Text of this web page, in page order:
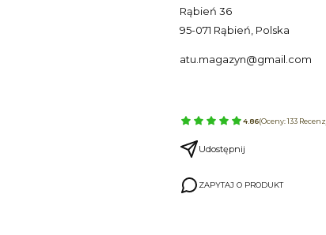
Rąbień 36
95-071 Rąbień, Polska
atu.magazyn@gmail.com
4.86(Oceny: 133
Udostępnij
ZAPYTAJ O PRODUKT